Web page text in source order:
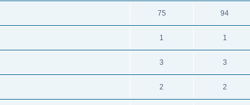
75 94
1 1
3 3
2 2